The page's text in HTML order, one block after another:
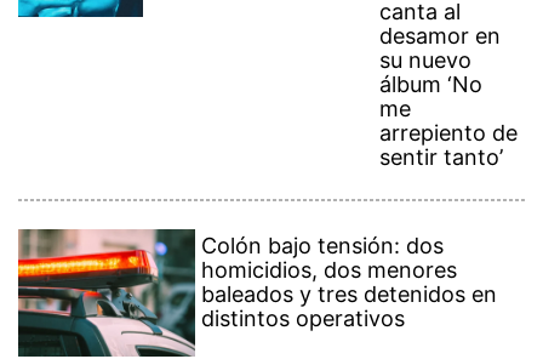
canta al
desamor en
su nuevo
álbum ‘No
me
arrepiento de
sentir tanto’
Colón bajo tensión: dos
homicidios, dos menores
baleados y tres detenidos en
distintos operativos